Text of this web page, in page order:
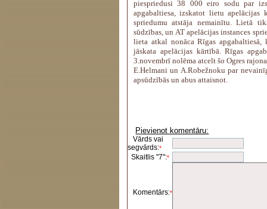
piespriedusi 38 000 eiro sodu par
apgabaltiesa, izskatot lietu apelācijas
spriedumu atstāja nemainītu. Lietā
sūdzības, un AT apelācijas instances
lieta atkal nonāca Rīgas
jāskata apelācijas kārtībā. Rīgas
3.novembrī nolēma atcelt šo Ogres
E.Helmani un A.Robežnoku par
apsūdzībās un abus attaisnot.
Pievienot komentāru:
Vārds vai
segvārds:*
Skaitlis "7":*
Komentārs:*